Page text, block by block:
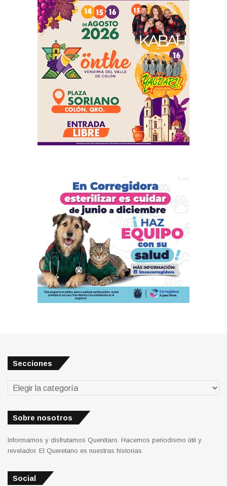
Secciones
Secciones
Sobre nosotros
Informamos y disfrutamos Querétaro. Hacemos periodismo útil y
revelador. El Queretano es nuestras historias.
Social